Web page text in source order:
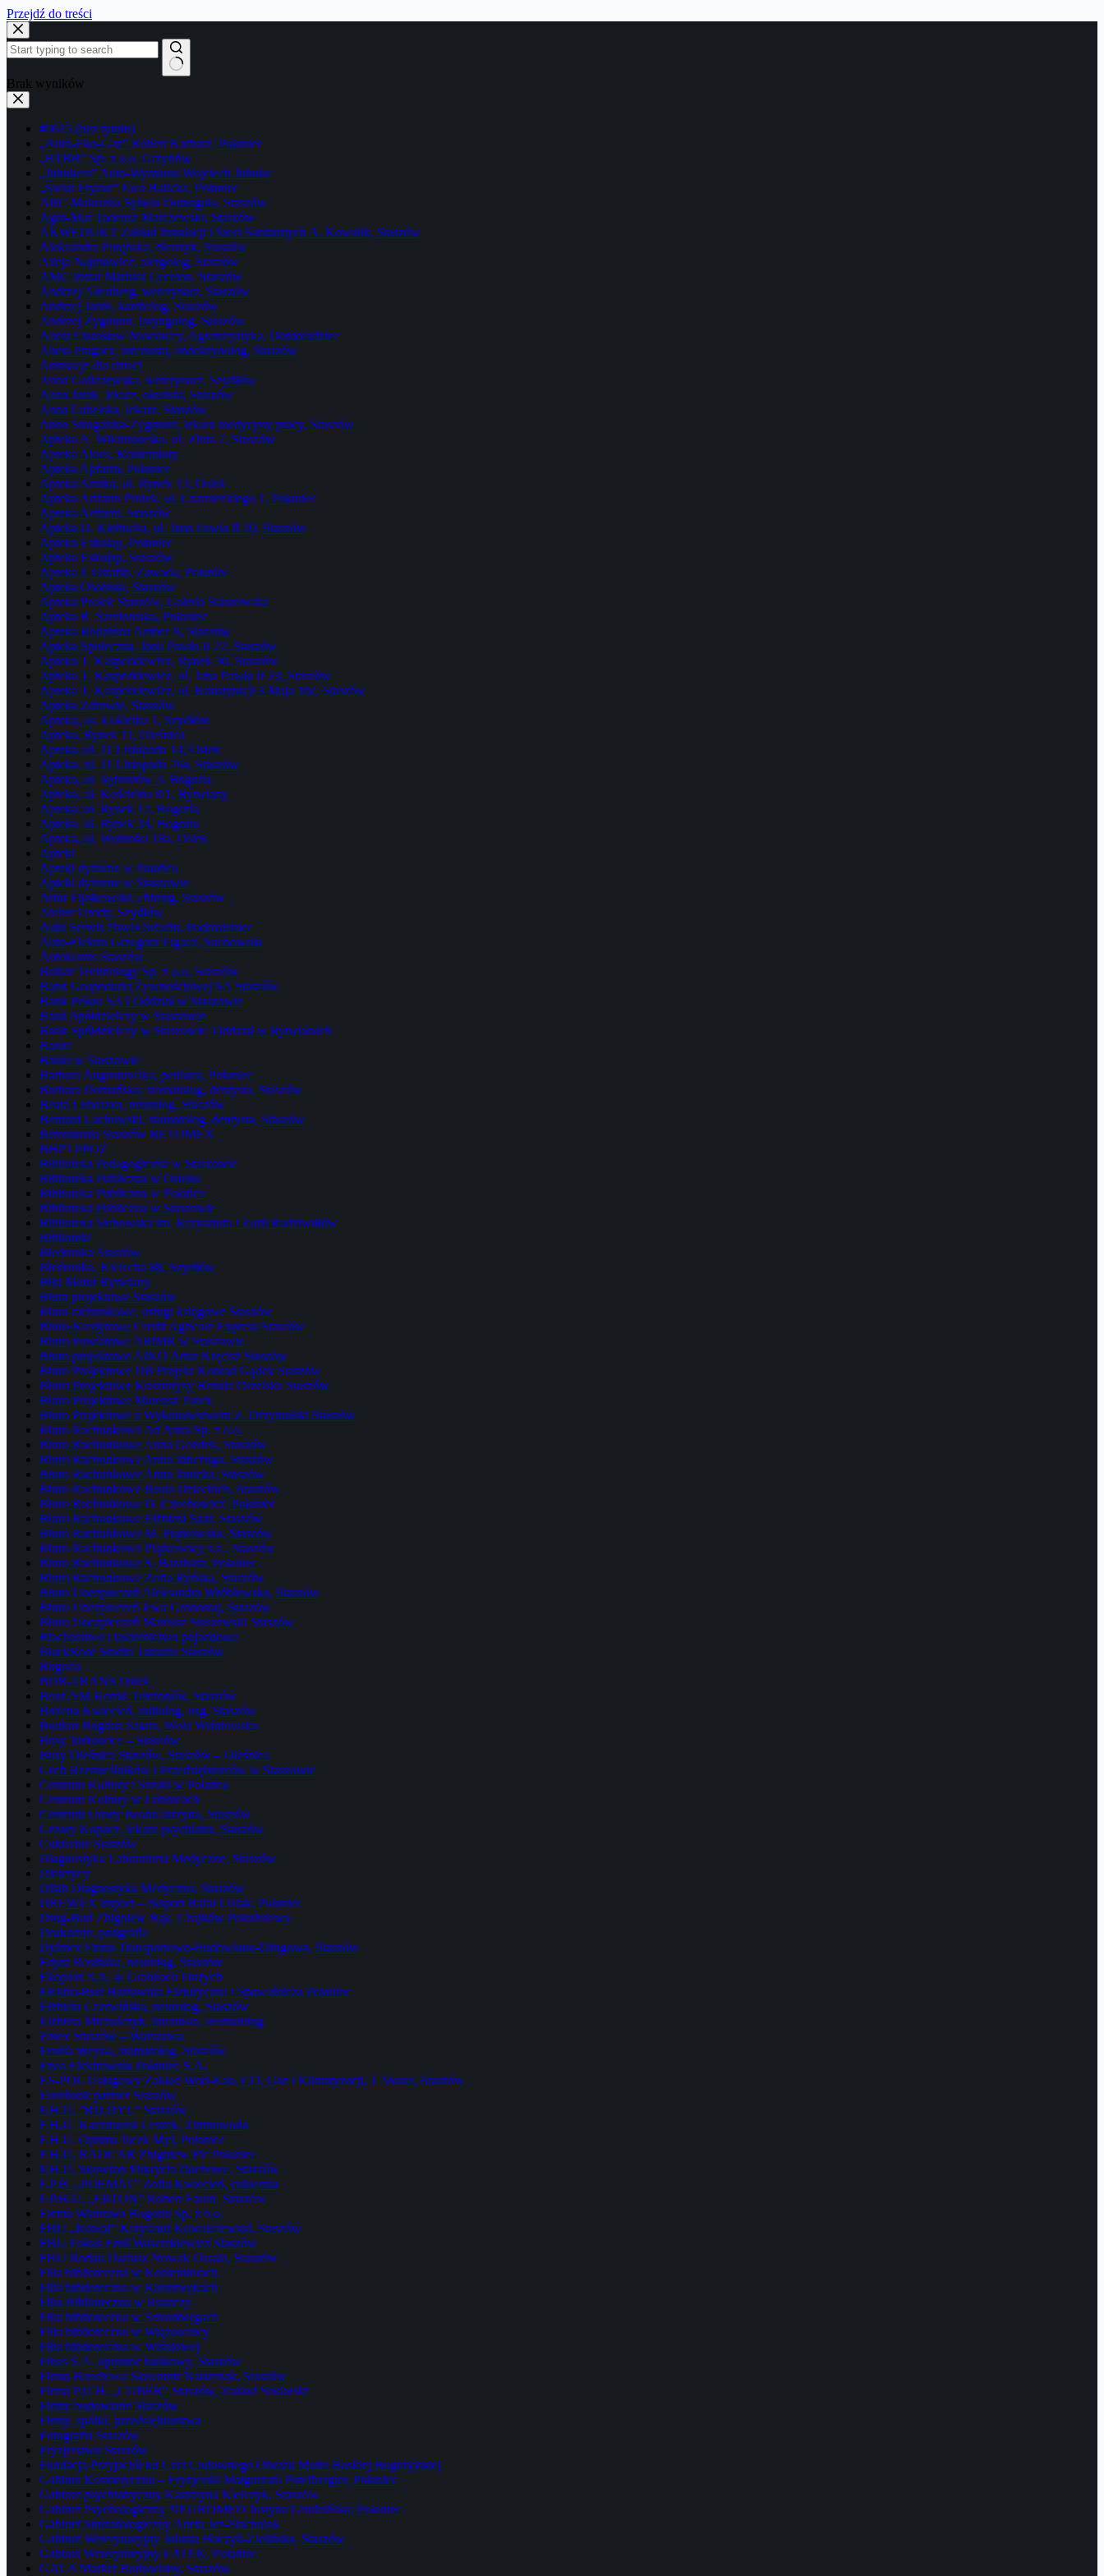
Przejdź do treści
Brak wyników
#9615 (bez tytułu)
„Auto-Eko-Gaz” Robert Karbarz, Połaniec
„BTBB” Sp. z o.o. Grzybów
„Juhnkers” Auto-Wymiana Wojciech Juhnke
„Świat Fryzur” Ewa Balicka, Połaniec
ABC Maluszka Sylwia Domagała, Staszów
Agro-Mar Tadeusz Marczewski, Staszów
AKWEDUKT Zakład Instalacji i Sieci Sanitarnych A. Kowalik, Staszów
Aleksandra Porębska, dietetyk, Staszów
Alicja Najmowicz, alergolog, Staszów
AMC Instal Mariusz Cecelon, Staszów
Andrzej Altenberg, weterynarz, Staszów
Andrzej Janik, kardiolog, Staszów
Andrzej Zygmunt, laryngolog, Staszów
Aneta i Jarosław Nawroccy, Agroturystyka, Domoradzice
Aneta Pragacz, internista, endokrynolog, Staszów
Animacje dla dzieci
Anna Goliczewska, weterynarz, Szydłów
Anna Janik, lekarz, okulista, Staszów
Anna Lubelska, lekarz, Staszów
Anna Strugalska-Zygmunt, lekarz medycyny pracy, Staszów
Apteka A. Wiktorowska, ul. Złota 2, Staszów
Apteka Aloes, Koniemłoty
Apteka Apfarm, Połaniec
Apteka Arnika, ul. Rynek 13, Osiek
Apteka Artfarm Prolek, ul. Czarnieckiego 1, Połaniec
Apteka Artfarm, Staszów
Apteka D. Kiełtucka, ul. Jana Pawła II 10, Staszów
Apteka Eskulap, Połaniec
Apteka Eskulap, Staszów
Apteka J. Ostafin, Zawada, Połaniec
Apteka Osobista, Staszów
Apteka Prolek Staszów, Galeria Staszowska
Apteka R. Szerłomska, Połaniec
Apteka Rodzinna Amber II, Staszów
Apteka Społeczna, Jana Pawła II 22, Staszów
Apteka T. Kasperkiewicz, Rynek 30, Staszów
Apteka T. Kasperkiewicz, ul. Jana Pawła II 23, Staszów
Apteka T. Kasperkiewicz, ul. Konstytucji 3 Maja 10c, Staszów
Apteka Zdrowie, Staszów
Apteka, os. Łokietka 1, Szydłów
Apteka, Rynek 11, Oleśnica
Apteka, ul. 11 Listopada 14, Osiek
Apteka, ul. 11 Listopada 76a, Staszów
Apteka, ul. Jędrusiów 3, Bogoria
Apteka, ul. Kościelna 8/1, Rytwiany
Apteka, ul. Rynek 17, Bogoria
Apteka, ul. Rynek 34, Bogoria
Apteka, ul. Wolności 18a, Osiek
Apteki
Apteki dyżurne w Połańcu
Apteki dyżurne w Staszowie
Artur Fijałkowski, chirurg, Staszów
Atelier Urody, Szydłów
Auto Serwis Paweł Serafin, Podmaleniec
Auto-Elektro Grzegorz Figacz, Suchowola
Autokomis Staszów
Balkar Technology Sp. z o.o. Staszów
Bank Gospodarki Żywnościowej SA Staszów
Bank Pekao SA I Oddział w Staszowie
Bank Spółdzielczy w Staszowie
Bank Spółdzielczy w Staszowie. Oddział w Rytwianach
Banki
Banki w Staszowie
Barbara Augustowska, pediatra, Połaniec
Barbara Domańska, stomatolog, dentysta, Staszów
Beata Lubaszka, neurolog, Staszów
Bernard Lachowski, stomatolog, dentysta, Staszów
Betoniarnia Staszów BETOMEX
BHP i PPOŻ
Biblioteka Pedagogiczna w Staszowie
Biblioteka Publiczna w Osieku
Biblioteka Publiczna w Połańcu
Biblioteka Publiczna w Staszowie
Biblioteka Sichowska im. Krzysztofa i Zofii Radziwiłłów
Biblioteki
Biedronka Staszów
Biedronka, Kielecka 88, Szydłów
Biki Motor Rytwiany
Biura projektowe Staszów
Biura rachunkowe, usługi księgowe Staszów
Biuro Kredytowe Credit Agricole Express Staszów
Biuro Powiatowe ARiMR w Staszowie
Biuro projektowe AJKO Artur Kręcisz Staszów
Biuro Projektowe DB Projekt Konrad Gądek Staszów
Biuro Projektowe Kosztorysy Renata Orzelska Staszów
Biuro Projektowe Mateusz Turek
Biuro Projektowe z Wykonawstwem Z. Drzymalski Staszów
Biuro Rachunkowe Ad Astra Sp. z o.o.
Biuro Rachunkowe Anna Gozdek, Staszów
Biuro Rachunkowe Anna Jabczuga, Staszów
Biuro Rachunkowe Anna Janicka, Staszów
Biuro Rachunkowe Beata Dzieciuch, Staszów
Biuro Rachunkowe D. Czechowicz, Połaniec
Biuro Rachunkowe Elżbieta Szot, Staszów
Biuro Rachunkowe M. Piątkowska, Staszów
Biuro Rachunkowe Piątkowscy s.c., Staszów
Biuro Rachunkowe S. Barabasz, Połaniec
Biuro Rachunkowe Zofia Ryńska, Staszów
Biuro Ubezpieczeń Aleksandra Wróblewska, Staszów
Biuro Ubezpieczeń Ewa Gronostaj, Staszów
Biuro Ubezpieczeń Mateusz Staszewski Staszów
Blacharstwo i lakiernictwo pojazdowe
BlackRose Studio Tatuażu Staszów
Bogoria
BOR-TRANS Osiek
BoxGSM Komis Telefonów, Staszów
Bożena Kwiecień, radiolog, usg, Staszów
Budkor Bogdan Sałata, Wola Wiśniowska
Busy Jurkowice – Staszów
Busy Oleśnica Staszów, Staszów – Oleśnica
Cech Rzemieślników i Przedsiębiorców w Staszowie
Centrum Kultury i Sztuki w Połańcu
Centrum Kultury w Łubnicach
Centrum Urody Iwona Jarzyna, Staszów
Cezary Kopacz, lekarz psychiatra, Staszów
Cukiernie Staszów
Diagnostyka Laboratoria Medyczne, Staszów
Dietetycy
Dilab Diagnostyka Medyczna, Staszów
DREWEX import – eksport Rafał Lisiak, Połaniec
Drog-Bud Zbigniew Bąk, Czajków Południowy
Drukarnie, poligrafia
Dylmex Firma Transportowo-Budowlano-Drogowa, Staszów
Edyta Rosińska, neurolog, Staszów
Ekoplon S.A. w Grabkach Dużych
Elektro-Bud Hurtownia Elektryczna i Spawalnicza Połaniec
Elżbieta Czerwińska, neurolog, Staszów
Elżbieta Michalczyk, internista, reumatolog
Emex Staszów – Warszawa
Emilia Weyna, stomatolog, Staszów
Enea Elektrownia Połaniec S.A.
ES-POL Usługowy Zakład Wod-Kan, CO, Gaz i Klimatyzacji, J. Skuza, Staszów
Eurobank partner Staszów
F.H.U. ”RD DYL” Staszów
F.H.U. Kaczmarek Leszek, Zimnowoda
F.H.U. Optima Jacek Myl, Połaniec
F.H.U. RADCAR Zbigniew Fic Połaniec
F.H.U. Skowron Pokrycia Dachowe, Staszów
F.P.H. „POEMAT” Zofia Kwiecień, cukiernia
F.P.H.U. „ERTON” Robert Faron, Staszów
Farma Wiatrowa Bogoria Sp. z o.o.
FHU „Kowal” Krzysztof Kowalczewski, Staszów
FHU Fokus Emil Wawrzkiewicz Staszów
FHU Rodan Dariusz Nowak Ossala, Staszów
Filia biblioteczna w Koniemłotach
Filia biblioteczna w Kurozwękach
Filia Biblioteczna w Ruszczy
Filia biblioteczna w Sztombergach
Filia biblioteczna w Wiązownicy
Filia biblioteczna w Wiśniowej
Fines S.A. operator bankowy, Staszów
Firma Handlowa Sławomir Nasternak, Staszów
Firma P.U.H. „CUBER” Staszów, Zakład Szklarski
Firmy budowlane Staszów
Firmy, spółki, przedsiębiorstwa
Fotografia Staszów
Fryzjerstwo Staszów
Fundacja Przyjaciół ku Czci Cudownego Obrazu Matki Boskiej Bogoryjskiej
Gabinet Kosmetyczno – Fryzjerski Małgorzata Putelbergier, Połaniec
Gabinet psychiatryczny Katarzyna Kielczyk, Staszów
Gabinet Psychologiczny NEUROMED Justyna Grudzińska, Połaniec
Gabinet Stomatologiczny Aneta Jeż-Stachniak
Gabinet Weterynaryjny Jolanta Haczyk-Zielińska, Staszów
Gabinet Weterynaryjny ŁATEK, Połaniec
GALA Market Budowlany, Staszów